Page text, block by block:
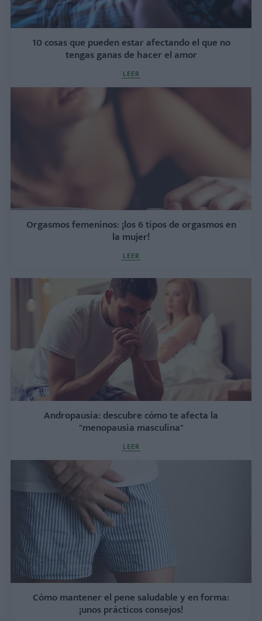
10 cosas que pueden estar afectando el que no
tengas ganas de hacer el amor
LEER
Orgasmos femeninos: ¡los 6 tipos de orgasmos en
la mujer!
LEER
Andropausia: descubre cómo te afecta la
"menopausia masculina"
LEER
Cómo mantener el pene saludable y en forma:
¡unos prácticos consejos!